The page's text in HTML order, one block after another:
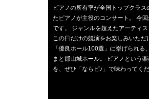
ピアノの所有率が全国トップクラス
たピアノが主役のコンサート。 今
です。 ジャンルを超えたアーティス
この日だけの競演をお楽しみいただ
「優良ホール100選」に挙げられる
まと郡山城ホール。 ピアノという
を、ぜひ「ならピ♪」で味わってくだ